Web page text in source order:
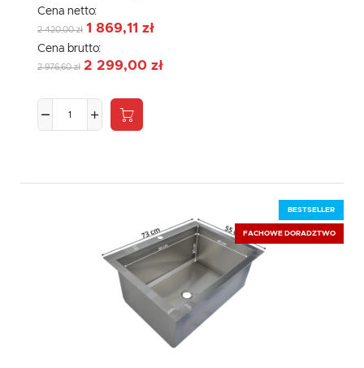
Cena netto:
2 420,00 zł 1 869,11 zł
Cena brutto:
2 976,60 zł 2 299,00 zł
BESTSELLER
FACHOWE DORADZTWO